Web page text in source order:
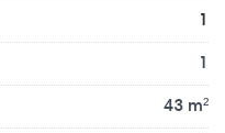
Quận 11, Quận Bình
Tiểu học Lê Văn Tám,
III, chợ Tân Phú, siêu
1
1
43 m²